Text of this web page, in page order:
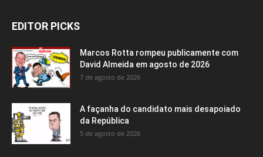
EDITOR PICKS
Marcos Rotta rompeu publicamente com
David Almeida em agosto de 2026
7 de agosto de 2026
A façanha do candidato mais desapoiado
da República
5 de agosto de 2026